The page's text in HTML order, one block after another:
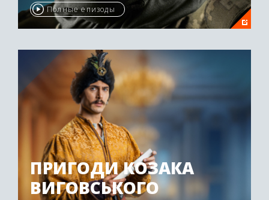
Полные епизоды
ПРИГОДИ КОЗАКА
ВИГОВСЬКОГО